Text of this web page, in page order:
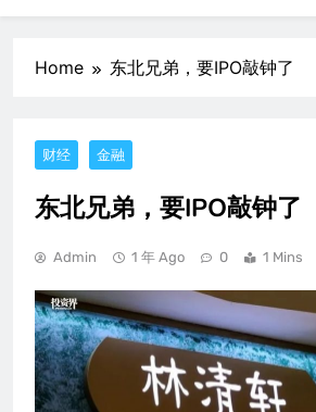
Home 东北兄弟，要IPO敲钟了
财经 金融
东北兄弟，要IPO敲钟了
Admin 1 年 Ago 0 1 Mins